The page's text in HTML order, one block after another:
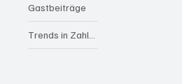
Gastbeiträge